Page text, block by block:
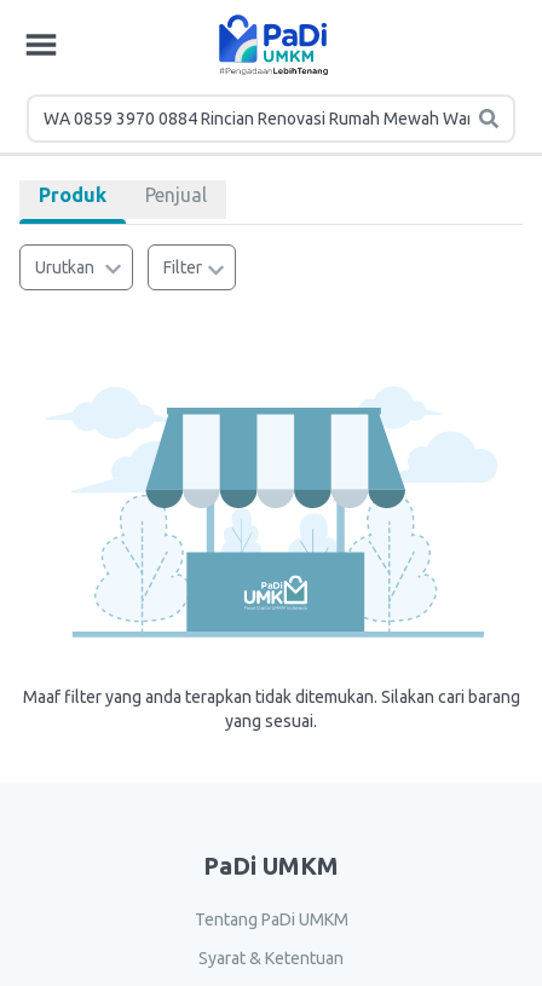
Produk Penjual
Urutkan Filter
Maaf filter yang anda terapkan tidak ditemukan. Silakan cari barang
yang sesuai.
PaDi UMKM
Tentang PaDi UMKM
Syarat & Ketentuan